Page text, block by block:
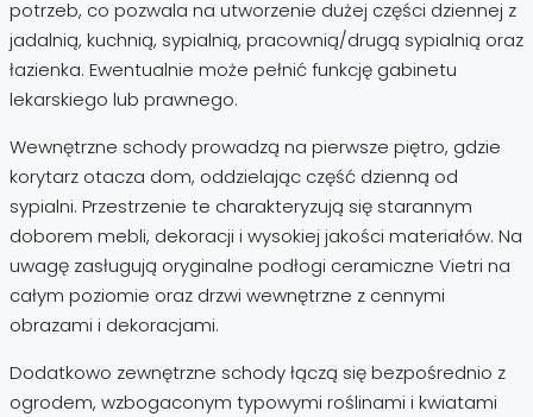
potrzeb, co pozwala na utworzenie dużej części dziennej z
jadalnią, kuchnią, sypialnią, pracownią/drugą sypialnią oraz
łazienka. Ewentualnie może pełnić funkcję gabinetu
lekarskiego lub prawnego.
Wewnętrzne schody prowadzą na pierwsze piętro, gdzie
korytarz otacza dom, oddzielając część dzienną od
sypialni. Przestrzenie te charakteryzują się starannym
doborem mebli, dekoracji i wysokiej jakości materiałów. Na
uwagę zasługują oryginalne podłogi ceramiczne Vietri na
całym poziomie oraz drzwi wewnętrzne z cennymi
obrazami i dekoracjami.
Dodatkowo zewnętrzne schody łączą się bezpośrednio z
ogrodem, wzbogaconym typowymi roślinami i kwiatami